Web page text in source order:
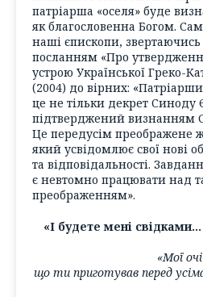
патріарша «оселя» буде
як благословенна Богом.
наші єпископи,
посланням «Про
устрою Української Греко-
(2004) до вірних:
це не тільки декрет Синоду
підтверджений визнанням
Це передусім преображене
який усвідомлює свої нові
та відповідальності.
є невтомно працювати над
преображенням».
«І будете мені
«Мої
що ти приготував перед